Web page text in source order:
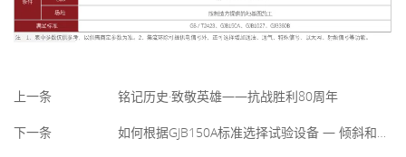
上一条 铭记历史·致敬英雄——抗战胜利80周年
下一条 如何根据GJB150A标准选择试验设备 — 倾斜和摇摆试验